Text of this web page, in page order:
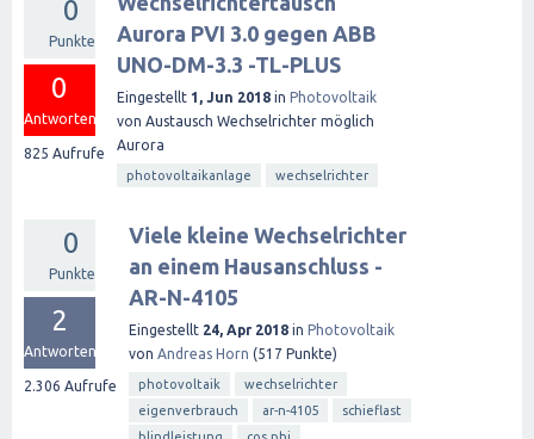
0
Punkte
0
Antworten
825 Aufrufe
Aurora PVI 3.0 gegen ABB
UNO-DM-3.3 -TL-PLUS
Eingestellt 1, Jun 2018 in Photovoltaik
von Austausch Wechselrichter möglich
Aurora
photovoltaikanlage wechselrichter
0
Punkte
2
Antworten
2.306 Aufrufe
Viele kleine Wechselrichter
an einem Hausanschluss -
AR-N-4105
Eingestellt 24, Apr 2018 in Photovoltaik
von Andreas Horn (517 Punkte)
photovoltaik
wechselrichter
eigenverbrauch
ar-n-4105
schieflast